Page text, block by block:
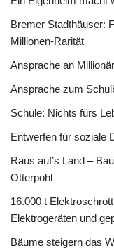
Bremer Stadthäuser:
Millionen-Rarität
Ansprache an
Ansprache zum
Schule: Nichts fürs
Entwerfen für soziale
Raus auf’s Land –
Otterpohl
16.000 t
Elektrogeräten und
Bäume steigern das